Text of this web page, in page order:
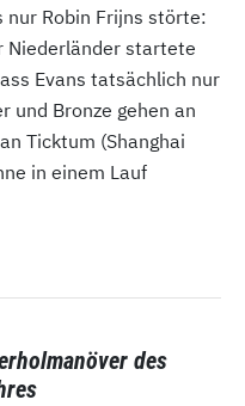
nur Robin Frijns störte:
Niederländer startete
Evans tatsächlich nur
und Bronze gehen an
Ticktum (Shanghai
in einem Lauf
des